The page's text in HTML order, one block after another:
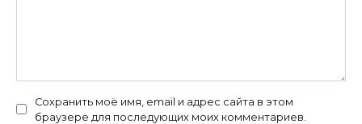
Сохранить моё имя, email и адрес сайта в этом
браузере для последующих моих комментариев.